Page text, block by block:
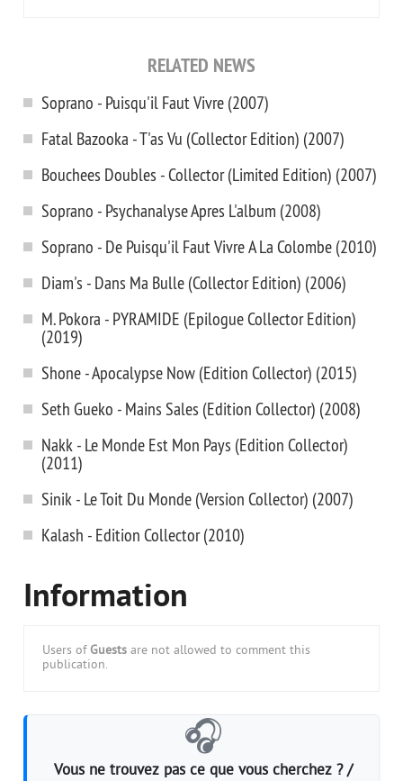
RELATED NEWS
Soprano - Puisqu'il Faut Vivre (2007)
Fatal Bazooka - T'as Vu (Collector Edition) (2007)
Bouchees Doubles - Collector (Limited Edition) (2007)
Soprano - Psychanalyse Apres L'album (2008)
Soprano - De Puisqu'il Faut Vivre А La Colombe (2010)
Diam's - Dans Ma Bulle (Collector Edition) (2006)
M. Pokora - PYRAMIDE (Epilogue Collector Edition)
(2019)
Shone - Apocalypse Now (Edition Collector) (2015)
Seth Gueko - Mains Sales (Edition Collector) (2008)
Nakk - Le Monde Est Mon Pays (Edition Collector)
(2011)
Sinik - Le Toit Du Monde (Version Collector) (2007)
Kalash - Edition Collector (2010)
Information
Users of Guests are not allowed to comment this
publication.
🎧
Vous ne trouvez pas ce que vous cherchez ? /